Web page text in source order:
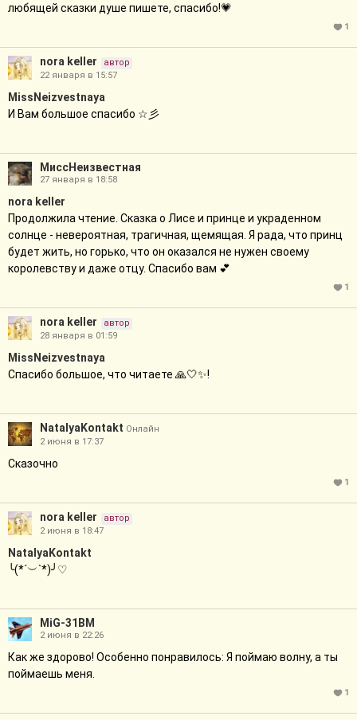
любящей сказки душе пишете, спасибо!💗
1
nora keller
автор
22 января в 15:57
MissNeizvestnaya
И Вам большое спасибо ☆彡
МиссНеизвестная
27 января в 18:58
nora keller
Продолжила чтение. Сказка о Лисе и принце и украденном
солнце - невероятная, трагичная, щемящая. Я рада, что принц
будет жить, но горько, что он оказался не нужен своему
королевству и даже отцу. Спасибо вам 💕
1
nora keller
автор
28 января в 01:59
MissNeizvestnaya
Спасибо большое, что читаете 🙏🤍✨!
NatalyaKontakt Онлайн
2 июня в 17:37
Сказочно
1
nora keller
автор
2 июня в 18:47
NatalyaKontakt
╰(*´︶`*)╯♡
MiG-31BM
2 июня в 22:26
Как же здорово! Особенно понравилось: Я поймаю волну, а ты
поймаешь меня.
1